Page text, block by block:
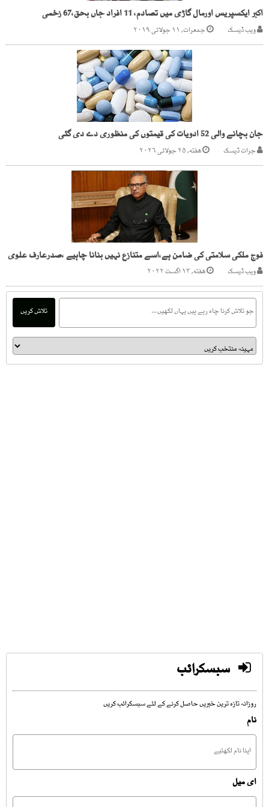
اکبر ایکسپریس اورمال گاڑی میں تصادم، 11 افراد جاں بحق،67 زخمی
ویب ڈیسک جمعرات, ۱۱ جولائی ۲۰۱۹
جان بچانے والی 52 ادویات کی قیمتوں کی منظوری دے دی گئی
جرات ڈیسک هفته, ۲۵ جولائی ۲۰۲۶
فوج ملکی سلامتی کی ضامن ہے،اسے متنازع نہیں بنانا چاہیے ،صدرعارف علوی
ویب ڈیسک هفته, ۱۳ اگست ۲۰۲۲
تلاش کریں
سبسکرائب
روزانہ تازہ ترین خبریں حاصل کرنے کے لئے سبسکرائب کریں
نام
ای میل